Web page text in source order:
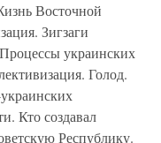
Восточной
Зигзаги
украинских
Голод.
Кто создавал
Республику.